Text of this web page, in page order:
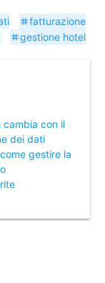
tagfatturazione
taggestione hotel
cambia con il
dei dati
gestire la